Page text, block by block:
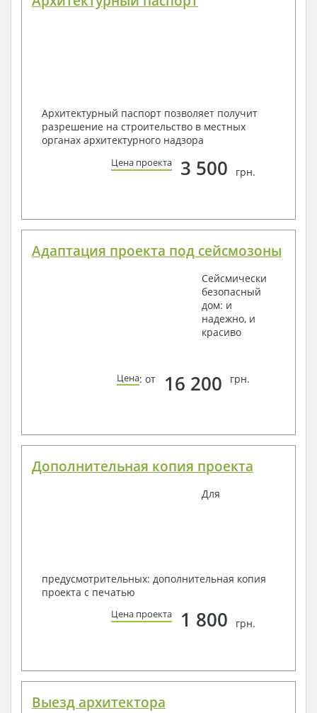
Архитектурный паспорт позволяет получит
разрешение на строительство в местных
органах архитектурного надзора
Цена проекта 3 500 грн.
Адаптация проекта под сейсмозоны
Сейсмически
безопасный
дом: и
надежно, и
красиво
Цена: от 16 200 грн.
Дополнительная копия проекта
Для
предусмотрительных: дополнительная копия
проекта с печатью
Цена проекта 1 800 грн.
Выезд архитектора